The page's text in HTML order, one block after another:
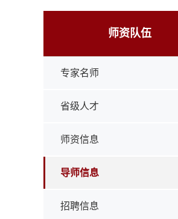
师资队伍
专家名师
省级人才
师资信息
导师信息
招聘信息